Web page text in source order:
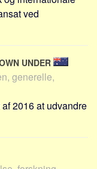
ved
UNDER
generelle,
2016 at udvandre